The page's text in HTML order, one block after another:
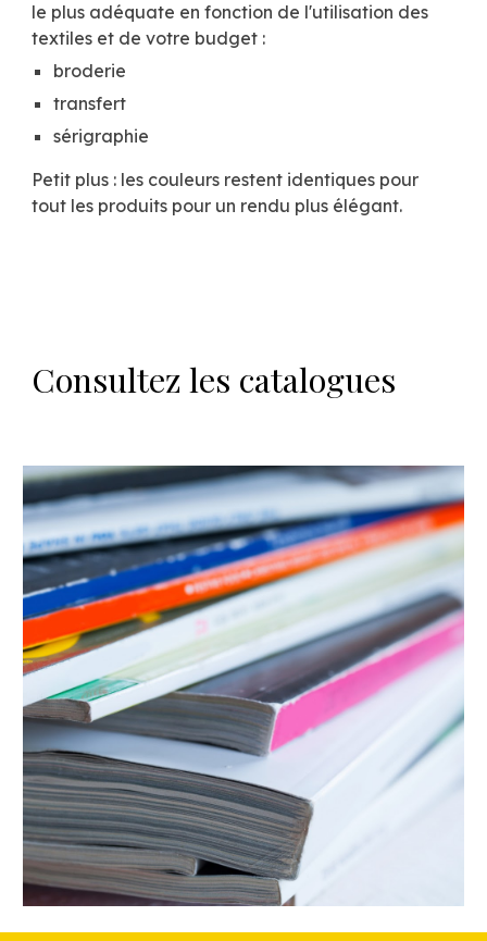
le plus adéquate en fonction de l'utilisation des
textiles et de votre budget :
broderie
transfert
sérigraphie
Petit plus : les couleurs restent identiques pour
tout les produits pour un rendu plus élégant.
Consultez les catalogues